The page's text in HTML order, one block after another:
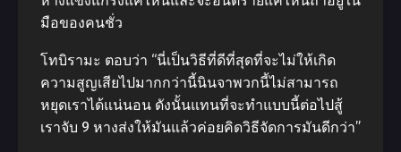
มือของคนชั่ว
โทบิรามะ ตอบว่า “นี่เป็นวิธีที่ดีที่สุดที่จะไม่ให้เกิด
ความสูญเสียไปมากกว่านี้นินจาพวกนี้ไม่สามารถ
หยุดเราได้แน่นอน ดังนั้นแทนที่จะทําแบบนี้ต่อไปสู้
เราจับ 9 หางส่งให้มันแล้วค่อยคิดวิธีจัดการมันดีกว่า”